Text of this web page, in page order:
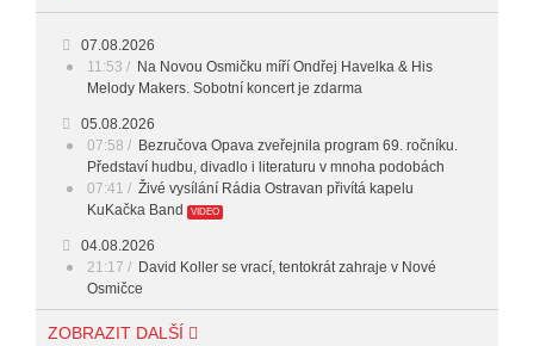
07.08.2026
11:53
Na Novou Osmičku míří Ondřej Havelka & His
Melody Makers. Sobotní koncert je zdarma
05.08.2026
07:58
Bezručova Opava zveřejnila program 69. ročníku.
Představí hudbu, divadlo i literaturu v mnoha podobách
07:41
Živé vysílání Rádia Ostravan přivítá kapelu
KuKačka Band
VIDEO
04.08.2026
21:17
David Koller se vrací, tentokrát zahraje v Nové
Osmičce
03.08.2026
ZOBRAZIT DALŠÍ